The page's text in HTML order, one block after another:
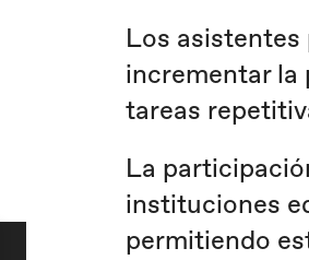
Los
incrementar la
tareas
La
instituciones
permitiendo